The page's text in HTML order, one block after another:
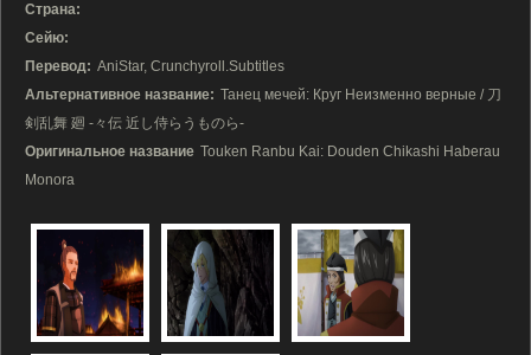
Страна:
Сейю:
Перевод: AniStar, Crunchyroll.Subtitles
Альтернативное название: Танец мечей: Круг Неизменно верные / 刀
剣乱舞 廻 -々伝 近し侍らうものら-
Оригинальное название Touken Ranbu Kai: Douden Chikashi Haberau
Monora